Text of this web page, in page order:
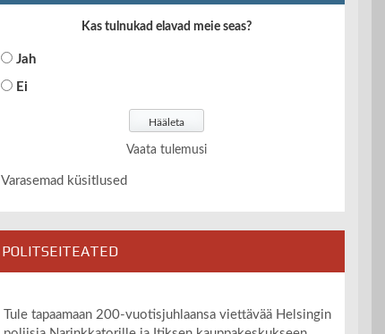
Kas tulnukad elavad meie seas?
Jah
Ei
Vaata tulemusi
Varasemad küsitlused
POLITSEITEATED
Tule tapaamaan 200-vuotisjuhlaansa viettävää Helsingin